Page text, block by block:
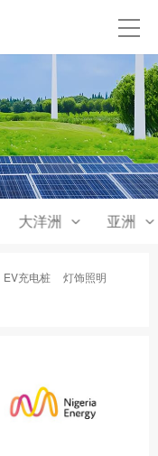
大洋洲 亚洲
EV充电桩
灯饰照明